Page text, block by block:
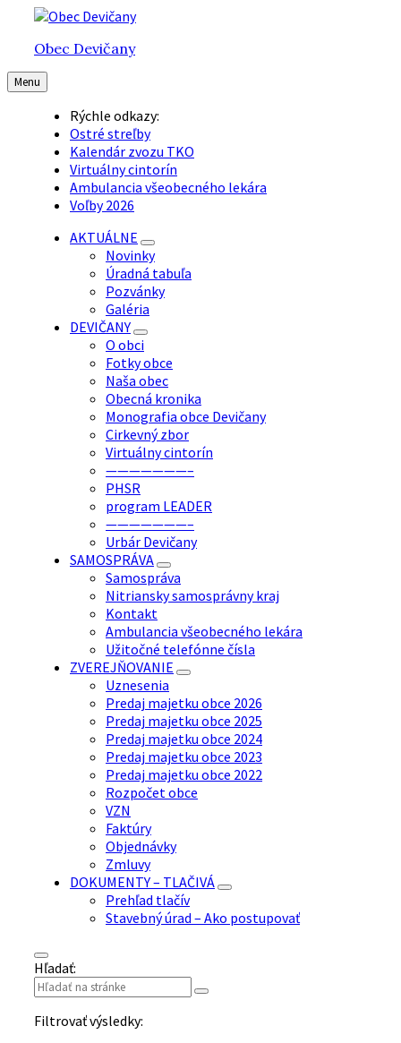
Preskočiť
obsah
Preskočiť
hlavnú
navigáciu
Preskočiť
pätičkuObec Devičany
Menu
Rýchle odkazy:
Ostré streľby
Kalendár zvozu TKO
Virtuálny cintorín
Ambulancia všeobecného lekára
Voľby 2026
AKTUÁLNE
Novinky
Úradná tabuľa
Pozvánky
Galéria
DEVIČANY
O obci
Fotky obce
Naša obec
Obecná kronika
Monografia obce Devičany
Cirkevný zbor
Virtuálny cintorín
———————–
PHSR
program LEADER
———————–
Urbár Devičany
SAMOSPRÁVA
Samospráva
Nitriansky samosprávny kraj
Kontakt
Ambulancia všeobecného lekára
Užitočné telefónne čísla
ZVEREJŇOVANIE
Uznesenia
Predaj majetku obce 2026
Predaj majetku obce 2025
Predaj majetku obce 2024
Predaj majetku obce 2023
Predaj majetku obce 2022
Rozpočet obce
VZN
Faktúry
Objednávky
Zmluvy
DOKUMENTY – TLAČIVÁ
Prehľad tlačív
Stavebný úrad – Ako postupovať
Hľadať:
Filtrovať výsledky: